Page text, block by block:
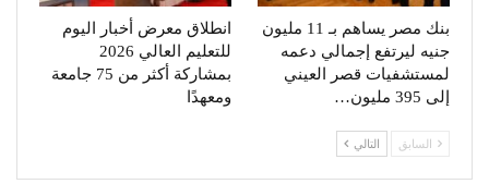
بنك مصر يساهم بـ 11 مليون
جنيه ليرتفع إجمالي دعمه
لمستشفيات قصر العيني
إلى 395 مليون…
انطلاق معرض أخبار اليوم
للتعليم العالي 2026
بمشاركة أكثر من 75 جامعة
ومعهدًا
السابق التالي